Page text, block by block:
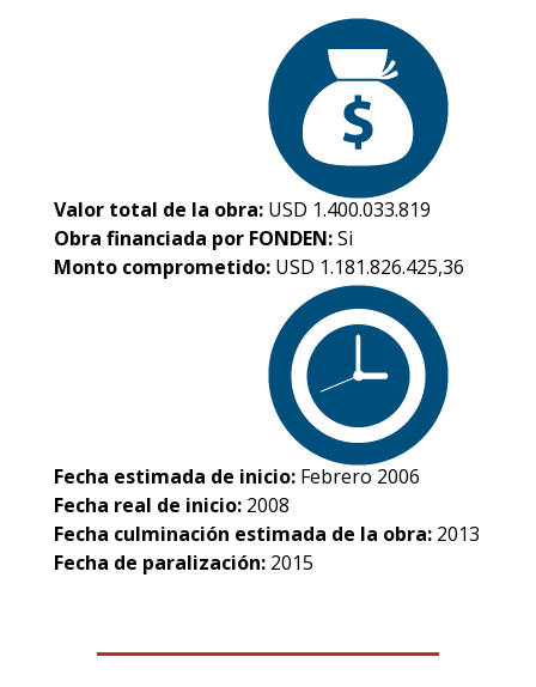
Valor total de la obra: USD 1.400.033.819
Obra financiada por FONDEN:Si
Monto comprometido: USD 1.181.826.425,36
Fecha estimada de inicio: Febrero 2006
Fecha real de inicio: 2008
Fecha culminación estimada de la obra: 2013
Fecha de paralización: 2015